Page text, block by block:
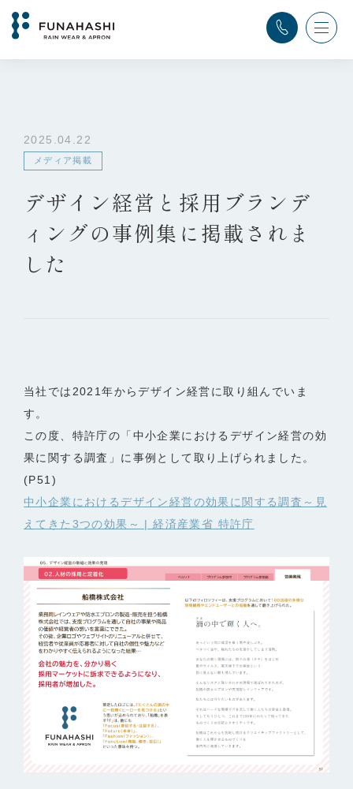
TOP
デザイン経営と採用ブランディングの事例集に掲載されました
2025.04.22
メディア掲載
デザイン経営と採用ブランデ
ィングの事例集に掲載されま
した
当社では2021年からデザイン経営に取り組んでいま
す。
この度、特許庁の「中小企業におけるデザイン経営の効
果に関する調査」に事例として取り上げられました。
(P51)
中小企業におけるデザイン経営の効果に関する調査～見
えてきた3つの効果～ | 経済産業省 特許庁